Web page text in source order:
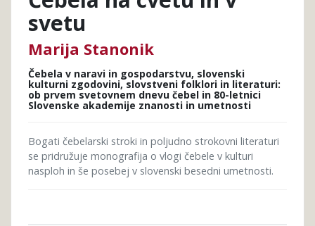
svetu
Marija Stanonik
Čebela v naravi in gospodarstvu, slovenski
kulturni zgodovini, slovstveni folklori in literaturi:
ob prvem svetovnem dnevu čebel in 80-letnici
Slovenske akademije znanosti in umetnosti
Bogati čebelarski stroki in poljudno strokovni literaturi
se pridružuje monografija o vlogi čebele v kulturi
nasploh in še posebej v slovenski besedni umetnosti.